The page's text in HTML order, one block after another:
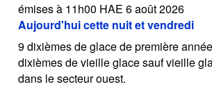
émises à 11h00 HAE 6 août 2026
Aujourd'hui cette nuit et vendredi
9 dixièmes de glace de première
dixièmes de vieille glace sauf vieille
dans le secteur ouest.